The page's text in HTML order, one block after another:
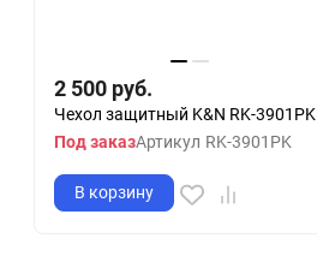
2 500 руб.
Чехол защитный K&N RK-3901PK
Под заказАртикул RK-3901PK
В корзину